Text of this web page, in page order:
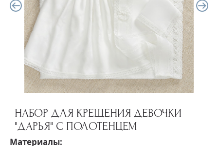
НАБОР ДЛЯ КРЕЩЕНИЯ ДЕВОЧКИ
"ДАРЬЯ" С ПОЛОТЕНЦЕМ
Материалы: